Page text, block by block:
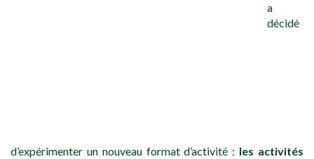
a
décidé
d’expérimenter un nouveau format d’activité : les activités